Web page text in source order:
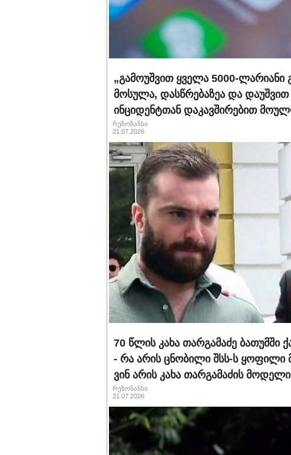
„გამოუშვით ყველა 5000-
მოსულა, დასწრებაზეა და
ინციდენტთან დაკავშირებით
რეზონანსი
21.07.2026
70 წლის კახა თარგამაძე
- რა არის ცნობილი შსს-ს ყოფილი
ვინ არის კახა თარგამაძის
რეზონანსი
21.07.2026